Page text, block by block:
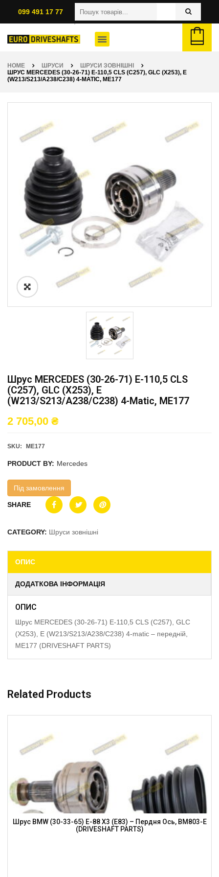
099 491 17 77
HOME ШРУСИ
ШРУСИ ЗОВНІШНІ
ШРУС MERCEDES (30-26-71) E-110,5 CLS (C257), GLC (X253), E
(W213/S213/A238/C238) 4-MATIC, ME177
Шрус MERCEDES (30-26-71) E-110,5 CLS
(C257), GLC (X253), E
(W213/S213/A238/C238) 4-Matic, ME177
2 705,00 ₴
SKU: ME177
PRODUCT BY: Mercedes
Під замовлення
SHARE
CATEGORY: Шруси зовнішні
ОПИС
ДОДАТКОВА ІНФОРМАЦІЯ
ОПИС
Шрус MERCEDES (30-26-71) E-110,5 CLS (C257), GLC
(X253), E (W213/S213/A238/C238) 4-matic – передній,
ME177 (DRIVESHAFT PARTS)
Related Products
Шрус BMW (30-33-65) E-88 X3 (E83) – Пердня Ось, BM803-E
(DRIVESHAFT PARTS)